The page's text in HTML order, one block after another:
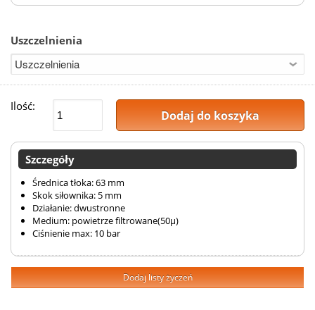
Uszczelnienia
Ilość:
Dodaj do koszyka
Szczegóły
Średnica tłoka: 63 mm
Skok siłownika: 5 mm
Działanie: dwustronne
Medium: powietrze filtrowane(50µ)
Ciśnienie max: 10 bar
Dodaj listy życzeń